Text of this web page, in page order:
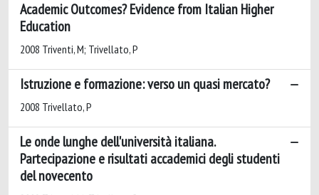
Academic Outcomes? Evidence from Italian Higher
Education
2008 Triventi, M; Trivellato, P
Istruzione e formazione: verso un quasi mercato?
2008 Trivellato, P
Le onde lunghe dell'università italiana.
Partecipazione e risultati accademici degli studenti
del novecento